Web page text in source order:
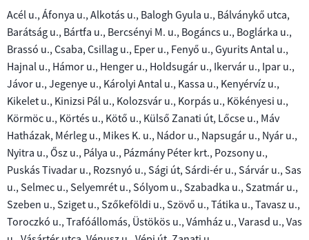
ADATOK
II.
TEVÉKENYSÉGRE,
MŰKÖDÉSRE
VONATKOZÓ
ADATOK
III.
GAZDÁLKODÁSI
ADATOK
felhívások
Közbeszerzési
terv
Közbeszerzési
eljárások
Statisztikai
összegzés
PÁLYÁZATOK
PÁLYÁZATI
FELHÍVÁS
VENDÉGLÁTÓ
EGYSÉGEK
ÜZEMELTETÉSÉRE
PÁLYÁZATI
FELHÍVÁS
INGATLAN
ÉRTÉKESÍTÉSÉRE
AJÁNLATI
FELHÍVÁS
ENERGETIKA
ADATKEZELÉSI
TÁJÉKOZTATÓ
DOKUMENTUMOK
TÉLI
SÍKOSSÁGMENTESÍTÉS
PARKOLÁSI
ÖVEZETEK
MAGÁNPARKOLÓK
KAPCSOLÓDÓ
DOKUMENTUMOK
INFORMÁCIÓK
AJÁNLATKÉRÉS
TÁRSASHÁZI
KÖZÖS
KÉPVISELET
ELLÁTÁSÁRA
BÉRLEMÉNYKEZELÉS
ÁLTALÁNOS
INFORMÁCIÓK
LAKÁSCSERE
KAPCSOLÓDÓ
DOKUMENTUMOK,
TÁJÉKOZTATÓK,
FELHÍVÁSOK
LÉTESÍTMÉNY-
ÜZEMELTETÉS
RÖVID
ISMERTETŐ
SCHAEFFLER
ARÉNA
SAVARIA
KALANDVÁROS
Acél u., Áfonya u., Alkotás u., Balogh Gyula u., Bálványkő utca,
Barátság u., Bártfa u., Bercsényi M. u., Bogáncs u., Boglárka u.,
Brassó u., Csaba, Csillag u., Eper u., Fenyő u., Gyurits Antal u.,
Hajnal u., Hámor u., Henger u., Holdsugár u., Ikervár u., Ipar u.,
Jávor u., Jegenye u., Károlyi Antal u., Kassa u., Kenyérvíz u.,
Kikelet u., Kinizsi Pál u., Kolozsvár u., Korpás u., Kökényesi u.,
Körmöc u., Körtés u., Kötő u., Külső Zanati út, Lőcse u., Máv
Hatházak, Mérleg u., Mikes K. u., Nádor u., Napsugár u., Nyár u.,
Nyitra u., Ősz u., Pálya u., Pázmány Péter krt., Pozsony u.,
Puskás Tivadar u., Rozsnyó u., Sági út, Sárdi-ér u., Sárvár u., Sas
u., Selmec u., Selyemrét u., Sólyom u., Szabadka u., Szatmár u.,
Szeben u., Sziget u., Szőkeföldi u., Szövő u., Tátika u., Tavasz u.,
Toroczkó u., Trafóállomás, Üstökös u., Vámház u., Varasd u., Vas